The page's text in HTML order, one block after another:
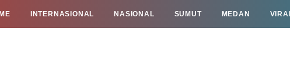
INTERNASIONAL NASIONAL SUMUT MEDAN